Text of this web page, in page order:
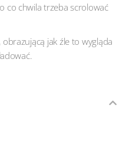
co chwila trzeba scrolować
obrazującą jak źle to wygląda